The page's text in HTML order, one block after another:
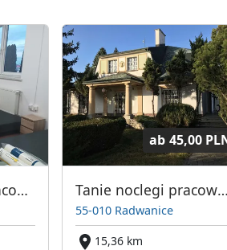
Wrocław hostel pracowniczy
ab 45,00
Tanie noclegi pracownicze Wrocław, wysoki standard-niska cena od 45
55-010 Radwanice
15,36 km